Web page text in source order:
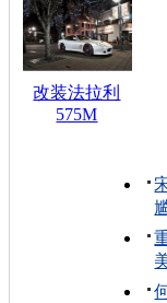
改装法拉利
575M